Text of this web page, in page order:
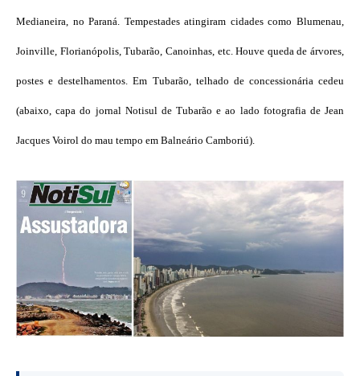
Medianeira, no Paraná. Tempestades atingiram cidades como Blumenau,
Joinville, Florianópolis, Tubarão, Canoinhas, etc. Houve queda de árvores,
postes e destelhamentos. Em Tubarão, telhado de concessionária cedeu
(abaixo, capa do jornal Notisul de Tubarão e ao lado fotografia de Jean
Jacques Voirol do mau tempo em Balneário Camboriú).